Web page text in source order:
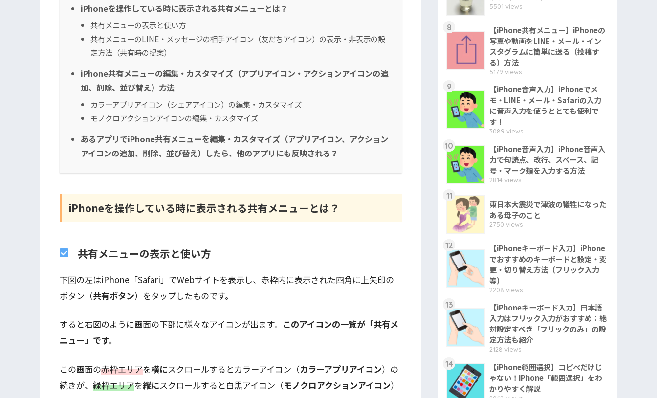
iPhoneを操作している時に表示される共有メニューとは？
共有メニューの表示と使い方
共有メニューのLINE・メッセージの相手アイコン（友だちアイコン）の表示・非表示の設
定方法（共有時の提案）
iPhone共有メニューの編集・カスタマイズ（アプリアイコン・アクションアイコンの追
加、削除、並び替え）方法
カラーアプリアイコン（シェアアイコン）の編集・カスタマイズ
モノクロアクションアイコンの編集・カスタマイズ
あるアプリでiPhone共有メニューを編集・カスタマイズ（アプリアイコン、アクション
アイコンの追加、削除、並び替え）したら、他のアプリにも反映される？
iPhoneを操作している時に表示される共有メニューとは？
共有メニューの表示と使い方
下図の左はiPhone「Safari」でWebサイトを表示し、 赤枠内に表示された四角に上矢印の
ボタン（共有ボタン）をタップしたものです。
すると右図のように画面の下部に様々なアイコンが出ます。 このアイコンの一覧が「共有メ
ニュー」です。
この画面の赤枠エリアを横にスクロールするとカラーアイコン（カラーアプリアイコン）の
続きが、 緑枠エリアを縦にスクロールすると白黒アイコン（モノクロアクションアイコン）
5501 views
8
【iPhone共有メニュー】iPhoneの
写真や動画をLINE・メール・イン
スタグラムに簡単に送る（投稿す
る）方法
5179 views
9
【iPhone音声入力】iPhoneでメ
モ・LINE・メール・Safariの入力
に音声入力を使うととても便利で
す！
3089 views
10
【iPhone音声入力】iPhone音声入
力で句読点、改行、スペース、記
号・マーク類を入力する方法
2814 views
11
東日本大震災で津波の犠牲になった
ある母子のこと
2750 views
12
【iPhoneキーボード入力】iPhone
でおすすめのキーボードと設定・変
更・切り替え方法（フリック入力
等）
2208 views
13
【iPhoneキーボード入力】日本語
入力はフリック入力がおすすめ：絶
対設定すべき「フリックのみ」の設
定方法も紹介
2128 views
14
【iPhone範囲選択】コピペだけじ
ゃない！iPhone「範囲選択」をわ
かりやすく解説